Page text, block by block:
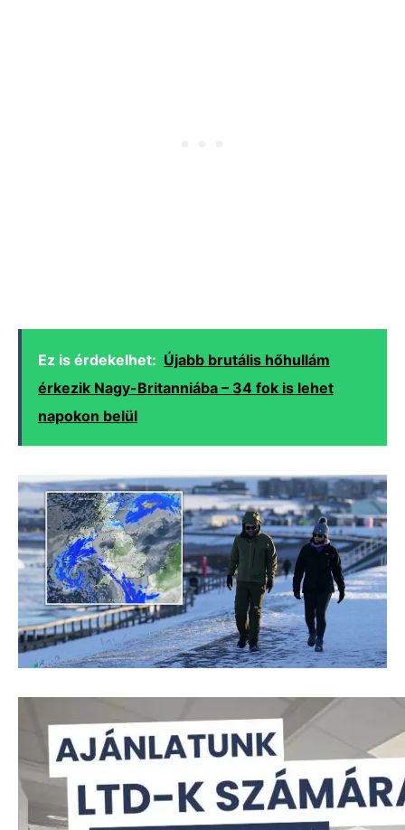
Ez is érdekelhet: Újabb brutális hőhullám
érkezik Nagy-Britanniába – 34 fok is lehet
napokon belül